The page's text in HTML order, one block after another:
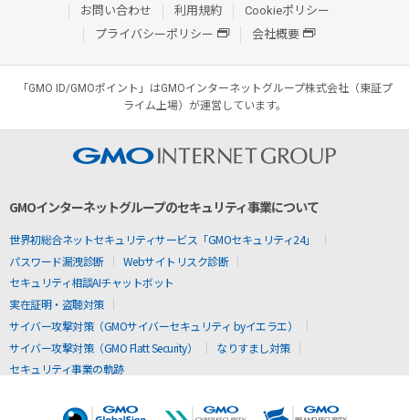
お問い合わせ
利用規約
Cookieポリシー
プライバシーポリシー
会社概要
「GMO ID/GMOポイント」はGMOインターネットグループ株式会社（東証プ
ライム上場）が運営しています。
GMOインターネットグループのセキュリティ事業について
世界初総合ネットセキュリティサービス「GMOセキュリティ24」
パスワード漏洩診断
Webサイトリスク診断
セキュリティ相談AIチャットボット
実在証明・盗聴対策
サイバー攻撃対策（GMOサイバーセキュリティ byイエラエ）
サイバー攻撃対策（GMO Flatt Security）
なりすまし対策
セキュリティ事業の軌跡